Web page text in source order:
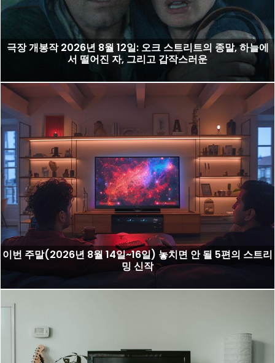
극장 개봉작 2026년 8월 12일: 오크 스트리트의 종말, 하늘에
서 떨어진 자, 그리고 갑작스러운
이번 주말(2026년 8월 14일~16일) 놓치면 안 될 5편의 스트리
밍 신작